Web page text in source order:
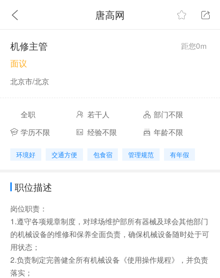
唐高网
机修主管 距您0m
面议
北京市/北京
全职 若干人
部门不限
学历不限
经验不限 年龄不限
环境好 交通方便 包食宿 管理规范 有年假
职位描述
岗位职责：
1.遵守各项规章制度，对球场维护部所有器械及球会其他部门
的机械设备的维修和保养全面负责，确保机械设备随时处于可
用状态；
2.负责制定完善健全所有机械设备《使用操作规程》，并负责
落实；